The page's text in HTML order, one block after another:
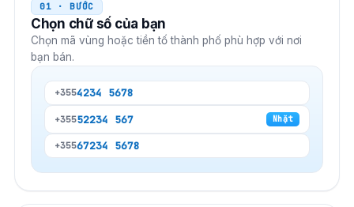
01 · BƯỚC
Chọn chữ số của bạn
Chọn mã vùng hoặc tiền tố thành phố phù hợp với nơi
bạn bán.
+3554234 5678
+35552234 567 Nhặt
+35567234 5678